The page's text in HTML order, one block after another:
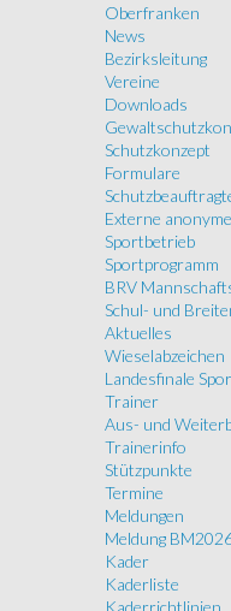
Oberfranken
News
Bezirksleitung
Vereine
Downloads
Schutzkonzept
Formulare
Externe
Sportbetrieb
Sportprogramm
BRV
Schul- und
Aktuelles
Wieselabzeichen
Landesfinale
Trainer
Aus- und
Trainerinfo
Stützpunkte
Termine
Meldungen
Meldung
Kader
Kaderliste
Kaderrichtlinien